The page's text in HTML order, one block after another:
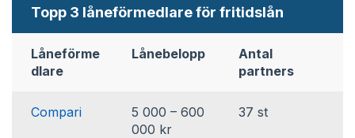
Låneförme
dlare
Lånebelopp
Antal
partners
Compari
5 000 – 600
000 kr
37 st
Topp 3 låneförmedlare för fritidslån